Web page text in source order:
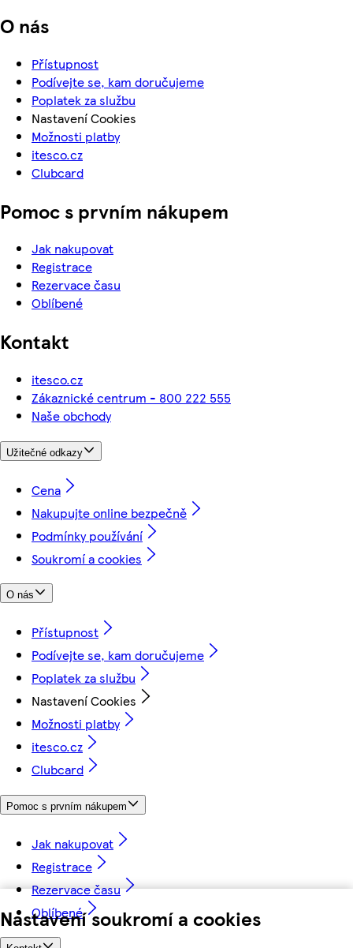
Nastavení soukromí a cookies
O nás
Přístupnost
Podívejte se, kam doručujeme
Poplatek za službu
Nastavení Cookies
Možnosti platby
itesco.cz
Clubcard
Pomoc s prvním nákupem
Jak nakupovat
Registrace
Rezervace času
Oblíbené
Kontakt
itesco.cz
Zákaznické centrum - 800 222 555
Naše obchody
Užitečné odkazy
Cena
Nakupujte online bezpečně
Podmínky používání
Soukromí a cookies
O nás
Přístupnost
Podívejte se, kam doručujeme
Poplatek za službu
Nastavení Cookies
Možnosti platby
itesco.cz
Clubcard
Pomoc s prvním nákupem
Jak nakupovat
Registrace
Rezervace času
Oblíbené